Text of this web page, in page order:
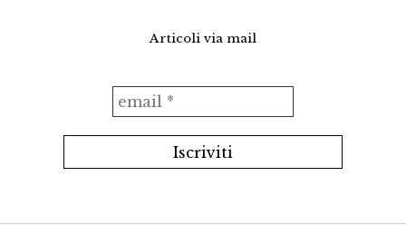
Articoli via mail